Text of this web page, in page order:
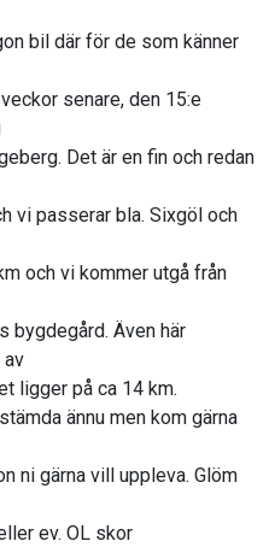
bil där för de som känner
senare, den 15:e
Det är en fin och redan
vi passerar bla. Sixgöl och
och vi kommer utgå från
bygdegård. Även här
av
ligger på ca 14 km.
ännu men kom gärna
ni gärna vill uppleva. Glöm
ev. OL skor